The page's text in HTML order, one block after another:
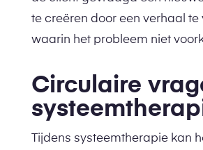
te creëren door een verhaal te
waarin het probleem niet
Circulaire
Tijdens systeemtherapie kan